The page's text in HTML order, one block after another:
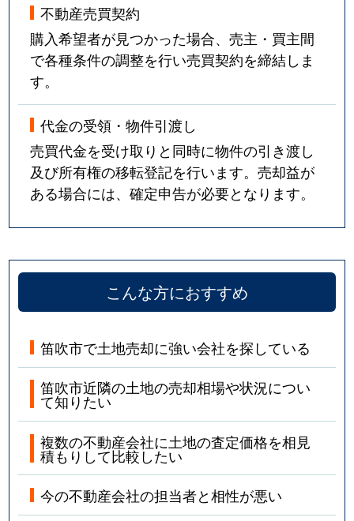
不動産売買契約
購入希望者が見つかった場合、売主・買主間
で各種条件の調整を行い売買契約を締結しま
す。
代金の受領・物件引渡し
売買代金を受け取りと同時に物件の引き渡し
及び所有権の移転登記を行います。売却益が
ある場合には、確定申告が必要となります。
こんな方におすすめ
笛吹市で土地売却に強い会社を探している
笛吹市近隣の土地の売却相場や状況につい
て知りたい
複数の不動産会社に土地の査定価格を相見
積もりして比較したい
今の不動産会社の担当者と相性が悪い